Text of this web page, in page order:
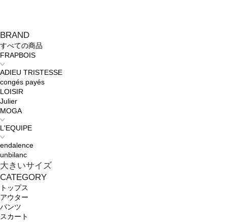
BRAND
すべての商品
FRAPBOIS
ADIEU TRISTESSE
congés payés
LOISIR
Julier
MOGA
L'EQUIPE
endalence
unbilanc
大きいサイズ
CATEGORY
トップス
アウター
パンツ
スカート